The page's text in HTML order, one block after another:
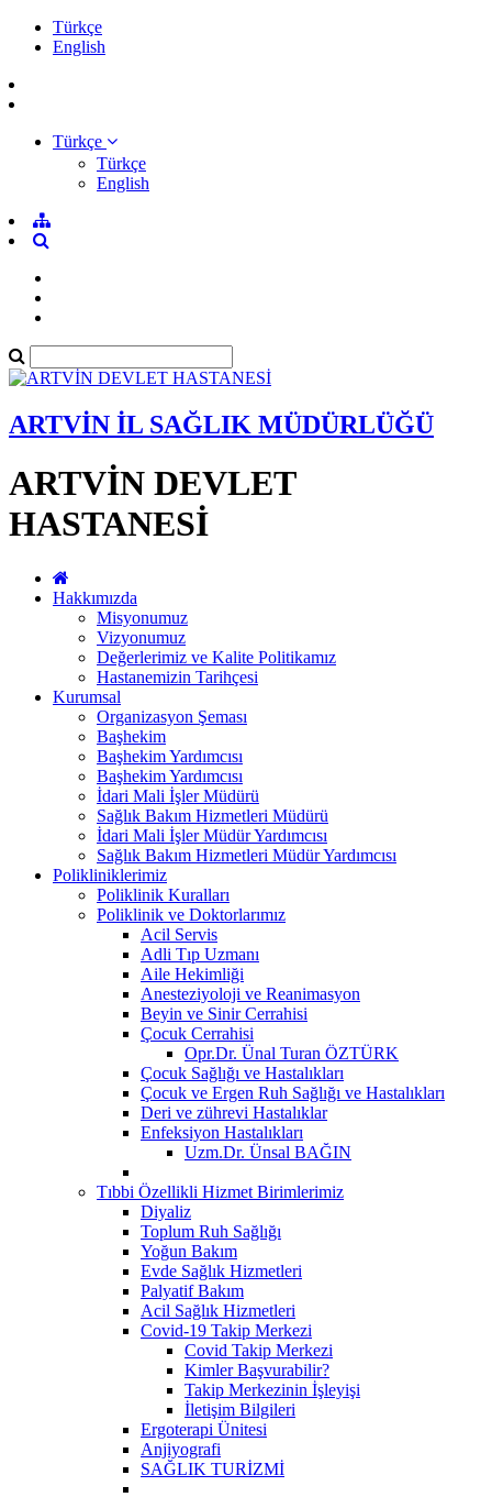
Türkçe
English
Türkçe
Türkçe
English
ARTVİN İL SAĞLIK MÜDÜRLÜĞÜ
ARTVİN DEVLET
HASTANESİ
Hakkımızda
Misyonumuz
Vizyonumuz
Değerlerimiz ve Kalite Politikamız
Hastanemizin Tarihçesi
Kurumsal
Organizasyon Şeması
Başhekim
Başhekim Yardımcısı
Başhekim Yardımcısı
İdari Mali İşler Müdürü
Sağlık Bakım Hizmetleri Müdürü
İdari Mali İşler Müdür Yardımcısı
Sağlık Bakım Hizmetleri Müdür Yardımcısı
Polikliniklerimiz
Poliklinik Kuralları
Poliklinik ve Doktorlarımız
Acil Servis
Adli Tıp Uzmanı
Aile Hekimliği
Anesteziyoloji ve Reanimasyon
Beyin ve Sinir Cerrahisi
Çocuk Cerrahisi
Opr.Dr. Ünal Turan ÖZTÜRK
Çocuk Sağlığı ve Hastalıkları
Çocuk ve Ergen Ruh Sağlığı ve Hastalıkları
Deri ve zührevi Hastalıklar
Enfeksiyon Hastalıkları
Uzm.Dr. Ünsal BAĞIN
Tıbbi Özellikli Hizmet Birimlerimiz
Diyaliz
Toplum Ruh Sağlığı
Yoğun Bakım
Evde Sağlık Hizmetleri
Palyatif Bakım
Acil Sağlık Hizmetleri
Covid-19 Takip Merkezi
Covid Takip Merkezi
Kimler Başvurabilir?
Takip Merkezinin İşleyişi
İletişim Bilgileri
Ergoterapi Ünitesi
Anjiyografi
SAĞLIK TURİZMİ